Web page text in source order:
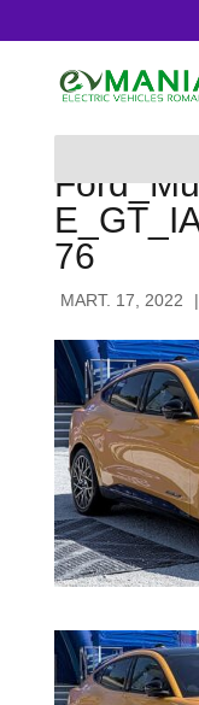
76
MART. 17, 2022 |